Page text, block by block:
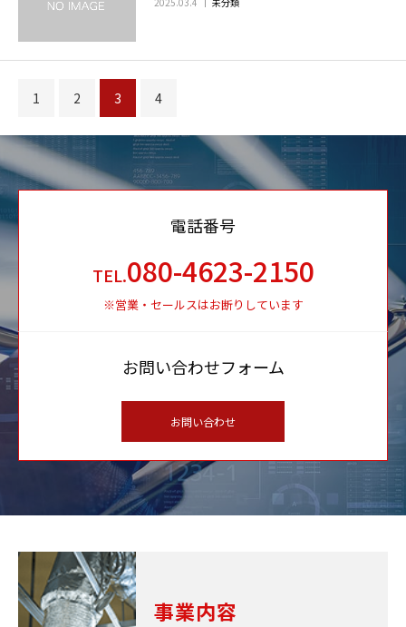
1 2 3 4
電話番号
TEL.080-4623-2150
※営業・セールスはお断りしています
お問い合わせフォーム
お問い合わせ
事業内容